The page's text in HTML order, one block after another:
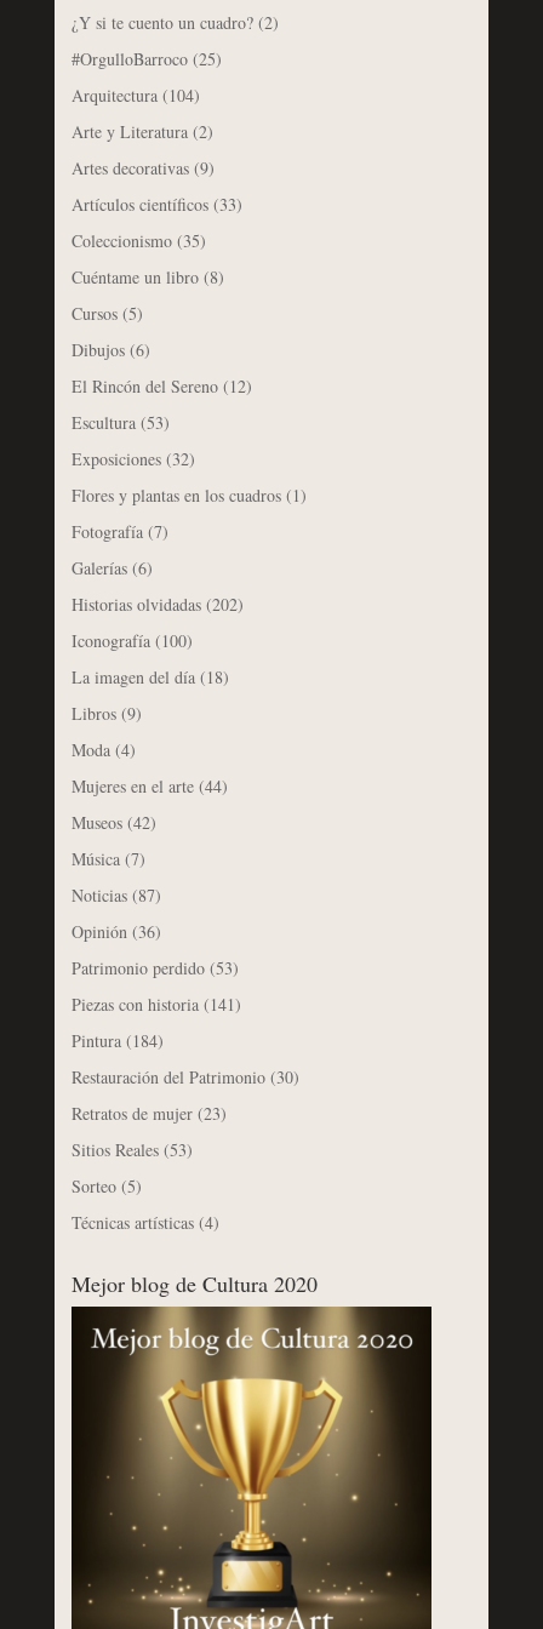
¿Y si te cuento un cuadro?(2)
#OrgulloBarroco(25)
Arquitectura(104)
Arte y Literatura(2)
Artes decorativas(9)
Artículos científicos(33)
Coleccionismo(35)
Cuéntame un libro(8)
Cursos(5)
Dibujos(6)
El Rincón del Sereno(12)
Escultura(53)
Exposiciones(32)
Flores y plantas en los cuadros(1)
Fotografía(7)
Galerías(6)
Historias olvidadas(202)
Iconografía(100)
La imagen del día(18)
Libros(9)
Moda(4)
Mujeres en el arte(44)
Museos(42)
Música(7)
Noticias(87)
Opinión(36)
Patrimonio perdido(53)
Piezas con historia(141)
Pintura(184)
Restauración del Patrimonio(30)
Retratos de mujer(23)
Sitios Reales(53)
Sorteo(5)
Técnicas artísticas(4)
Mejor blog de Cultura 2020